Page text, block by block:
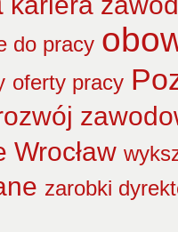
do pracy
oferty pracy
Wrocław
zarobki